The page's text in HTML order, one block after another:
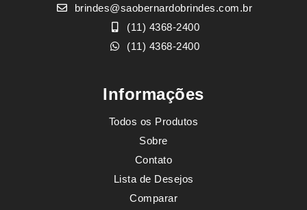
brindes@saobernardobrindes.com.br
(11) 4368-2400
(11) 4368-2400
Informações
Todos os Produtos
Sobre
Contato
Lista de Desejos
Comparar